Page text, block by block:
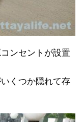
ンセントが設置
くつか隠れて存